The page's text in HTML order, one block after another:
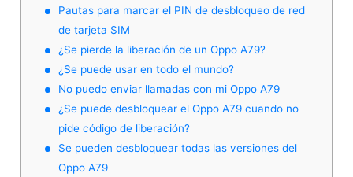
Pautas para marcar el PIN de desbloqueo de red
de tarjeta SIM
¿Se pierde la liberación de un Oppo A79?
¿Se puede usar en todo el mundo?
No puedo enviar llamadas con mi Oppo A79
¿Se puede desbloquear el Oppo A79 cuando no
pide código de liberación?
Se pueden desbloquear todas las versiones del
Oppo A79